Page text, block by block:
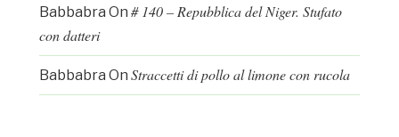
Babbabra On # 140 – Repubblica del Niger. Stufato
con datteri
Babbabra On Straccetti di pollo al limone con rucola